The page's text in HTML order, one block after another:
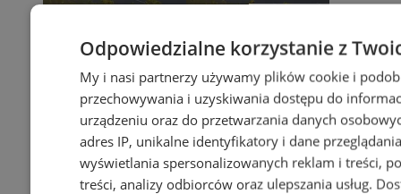
Odpowiedzialne korzystanie z
My i nasi partnerzy używamy plików cookie i
przechowywania i uzyskiwania dostępu do
urządzeniu oraz do przetwarzania danych
adres IP, unikalne identyfikatory i dane
wyświetlania spersonalizowanych reklam i treści,
treści, analizy odbiorców oraz ulepszania usług.